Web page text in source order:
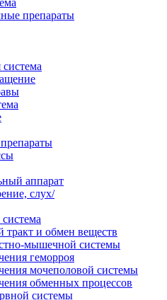
препараты
аппарат
слух/
и обмен веществ
мышечной системы
геморроя
мочеполовой системы
обменных процессов
системы